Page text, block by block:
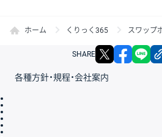
ホーム くりっく365 スワップ
SHARE X
各種方針・規程・会社案内